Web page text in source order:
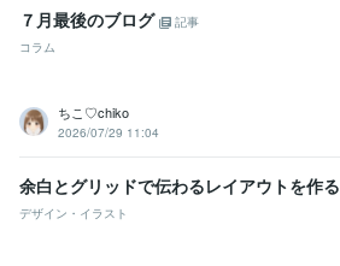
７月最後のブログ
記事
コラム
ちこ♡chiko
2026/07/29 11:04
余白とグリッドで伝わるレイアウトを作る
デザイン・イラスト